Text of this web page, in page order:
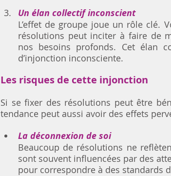
Un élan collectif inconscient
L’effet de groupe joue un rôle clé.
résolutions peut inciter à faire de
nos besoins profonds. Cet élan
d’injonction inconsciente.
Les risques de cette injonction
Si se fixer des résolutions peut être
tendance peut aussi avoir des effets
La déconnexion de soi
Beaucoup de résolutions ne
sont souvent influencées par des
pour correspondre à des standards